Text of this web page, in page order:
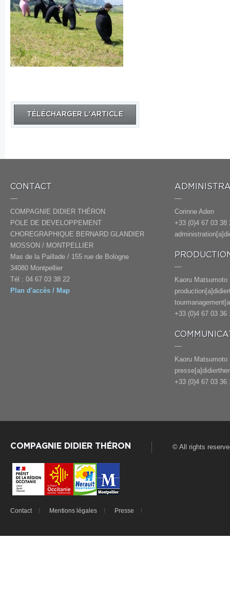
TÉLÉCHARGER L'ARTICLE
CONTACT
COMPAGNIE DIDIER THÉRON
POLE DE DEVELOPPEMENT
CHOREGRAPHIQUE BERNARD GLANDIER
MOSSON / MONTPELLIER
Mas de la Paillade / 155 rue de Bologne
34080 Montpellier
Tél : 04 67 03 38 22
Plan d'accès / Map
Corinne Aden
+33 (0)4 67 03 38
Kaoru Matsumoto
+33 (0)4 67 03 36
Kaoru Matsumoto
+33 (0)4 67 03 36
COMPAGNIE DIDIER THÉRON © All rights
Contact Mentions légales Presse